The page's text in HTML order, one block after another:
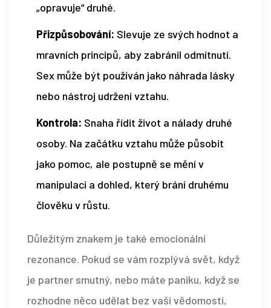
„opravuje“ druhé.
Přizpůsobování: Slevuje ze svých hodnot a
mravních principů, aby zabránil odmítnutí.
Sex může být používán jako náhrada lásky
nebo nástroj udržení vztahu.
Kontrola: Snaha řídit život a nálady druhé
osoby. Na začátku vztahu může působit
jako pomoc, ale postupně se mění v
manipulaci a dohled, který brání druhému
člověku v růstu.
Důležitým znakem je také emocionální
rezonance. Pokud se vám rozplývá svět, když
je partner smutný, nebo máte paniku, když se
rozhodne něco udělat bez vaší vědomosti,